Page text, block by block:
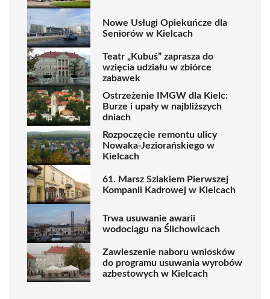
Nowe Usługi Opiekuńcze dla
Seniorów w Kielcach
Teatr „Kubuś” zaprasza do
wzięcia udziału w zbiórce
zabawek
Ostrzeżenie IMGW dla Kielc:
Burze i upały w najbliższych
dniach
Rozpoczęcie remontu ulicy
Nowaka-Jeziorańskiego w
Kielcach
61. Marsz Szlakiem Pierwszej
Kompanii Kadrowej w Kielcach
Trwa usuwanie awarii
wodociągu na Ślichowicach
Zawieszenie naboru wniosków
do programu usuwania wyrobów
azbestowych w Kielcach